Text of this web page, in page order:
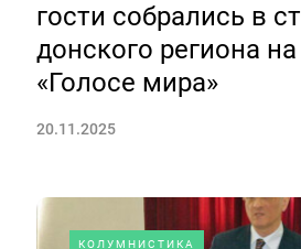
гости собрались в
донского региона на
«Голосе мира»
20.11.2025
КОЛУМНИСТИКА